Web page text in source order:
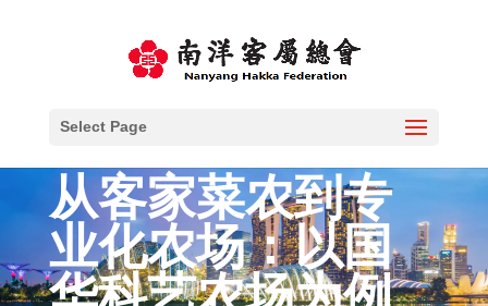
Select Page
从客家菜农到专
业化农场：以国